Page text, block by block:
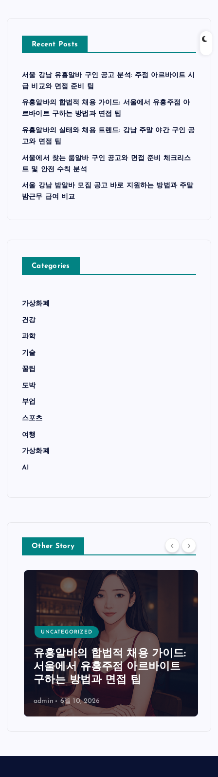
Recent Posts
서울 강남 유흥알바 구인 공고 분석: 주점 아르바이트 시
급 비교와 면접 준비 팁
유흥알바의 합법적 채용 가이드: 서울에서 유흥주점 아
르바이트 구하는 방법과 면접 팁
유흥알바의 실태와 채용 트렌드: 강남 주말 야간 구인 공
고와 면접 팁
서울에서 찾는 룸알바 구인 공고와 면접 준비 체크리스
트 및 안전 수칙 분석
서울 강남 밤알바 모집 공고 바로 지원하는 방법과 주말
밤근무 급여 비교
Categories
가상화폐
건강
과학
기술
꿀팁
도박
부업
스포츠
여행
가상화폐
AI
Other Story
UNCATEGORIZED
유흥알바의 합법적 채용 가이드:
서울에서 유흥주점 아르바이트
구하는 방법과 면접 팁
admin 6월 10, 2026